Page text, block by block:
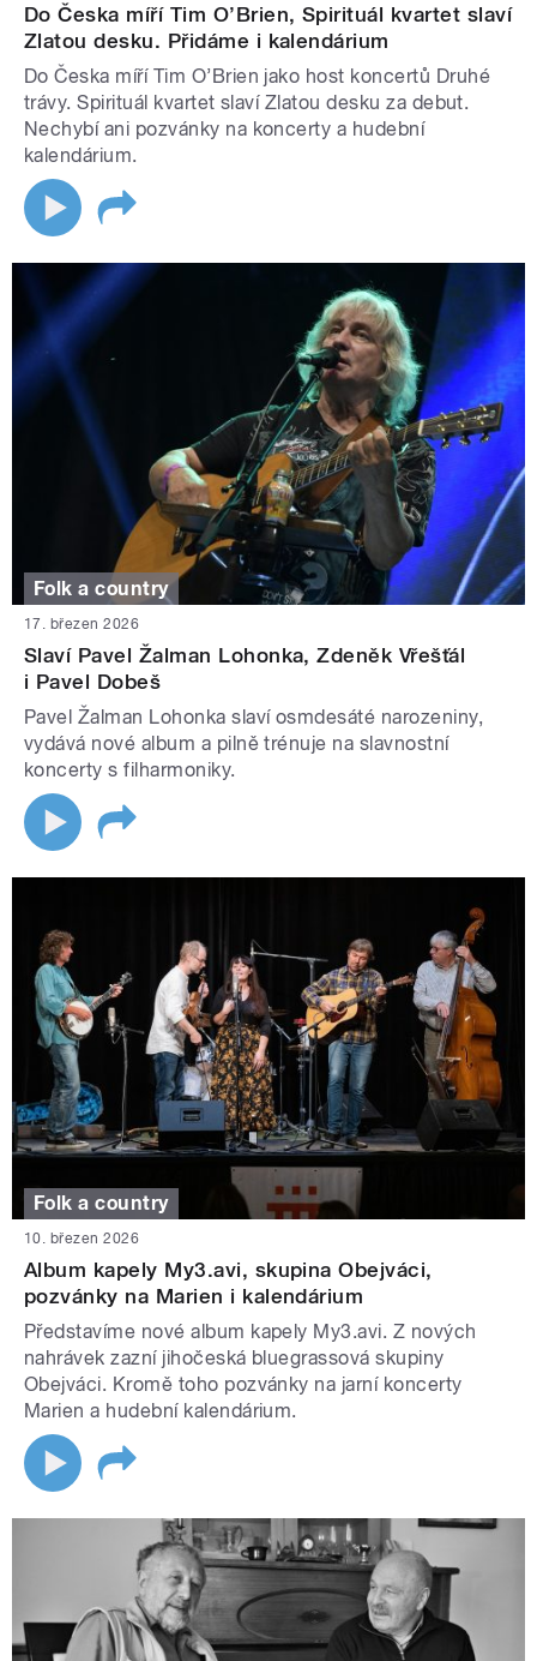
Do Česka míří Tim O’Brien, Spirituál kvartet slaví
Zlatou desku. Přidáme i kalendárium
Do Česka míří Tim O’Brien jako host koncertů Druhé
trávy. Spirituál kvartet slaví Zlatou desku za debut.
Nechybí ani pozvánky na koncerty a hudební
kalendárium.
Folk a country
17. březen 2026
Slaví Pavel Žalman Lohonka, Zdeněk Vřešťál
i Pavel Dobeš
Pavel Žalman Lohonka slaví osmdesáté narozeniny,
vydává nové album a pilně trénuje na slavnostní
koncerty s filharmoniky.
Folk a country
10. březen 2026
Album kapely My3.avi, skupina Obejváci,
pozvánky na Marien i kalendárium
Představíme nové album kapely My3.avi. Z nových
nahrávek zazní jihočeská bluegrassová skupiny
Obejváci. Kromě toho pozvánky na jarní koncerty
Marien a hudební kalendárium.